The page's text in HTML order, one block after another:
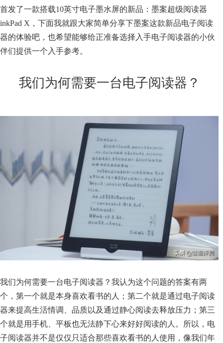
首发了一款搭载10英寸电子墨水屏的新品：墨案超级阅读器
inkPad X，下面我就跟大家简单分享下墨案这款新品电子阅读
器的体验吧，也希望能够给正准备选择入手电子阅读器的小伙
伴们提供一个入手参考。
我们为何需要一台电子阅读器？
我们为何需要一台电子阅读器？我认为这个问题的答案有两
个，第一个就是本身喜欢看书的人；第二个就是通过电子阅读
器来提高生活情调、品质以及通过静心阅读去释放压力；第三
个就是用手机、平板也无法静下心来好好阅读的人。所以，电
子阅读器并不是仅仅只适合那些喜欢看书的人使用，像我们年